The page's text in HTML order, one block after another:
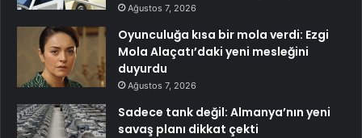
Ağustos 7, 2026
Oyunculuğa kısa bir mola verdi: Ezgi
Mola Alaçatı’daki yeni mesleğini
duyurdu
Ağustos 7, 2026
Sadece tank değil: Almanya’nın yeni
savaş planı dikkat çekti